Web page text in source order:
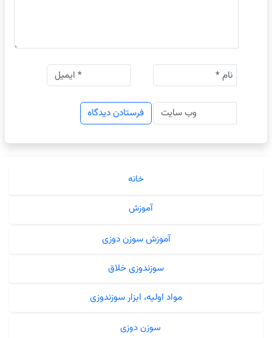
خانه
آموزش
آموزش سوزن دوزی
سوزندوزی خلاق
مواد اولیه، ابزار سوزندوزی
سوزن دوزی